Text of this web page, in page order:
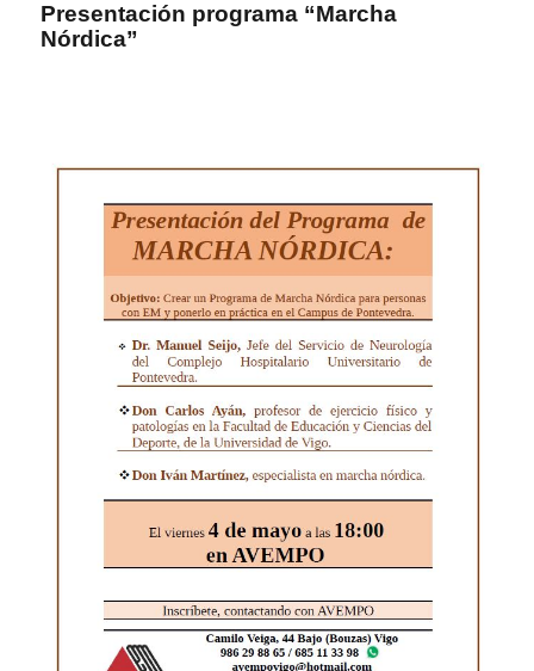
Presentación programa “Marcha
Nórdica”